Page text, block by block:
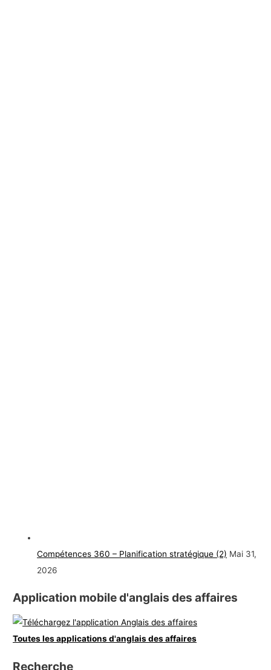
Compétences 360 – Planification stratégique (2) Mai 31,
2026
Application mobile d'anglais des affaires
Toutes les applications d'anglais des affaires
Recherche